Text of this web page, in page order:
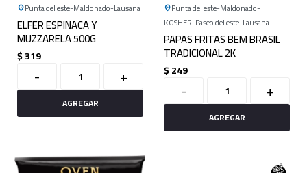
Punta del este Maldonado Lausana
ELFER ESPINACA Y
MUZZARELA 500G
$319
- +
Punta del este Maldonado
KOSHER Paseo del este Lausana
PAPAS FRITAS BEM BRASIL
TRADICIONAL 2K
$249
- +